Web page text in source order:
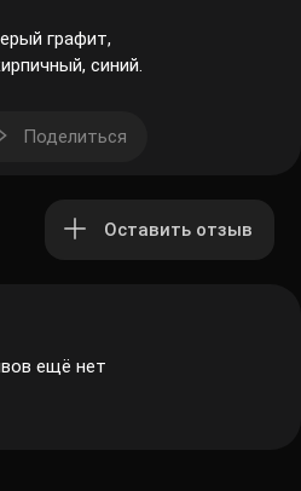
графит,
синий.
Поделиться
Оставить отзыв
ещё нет